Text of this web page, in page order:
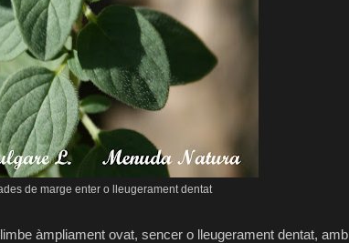
de marge enter o lleugerament dentat
àmpliament ovat, sencer o lleugerament dentat, amb